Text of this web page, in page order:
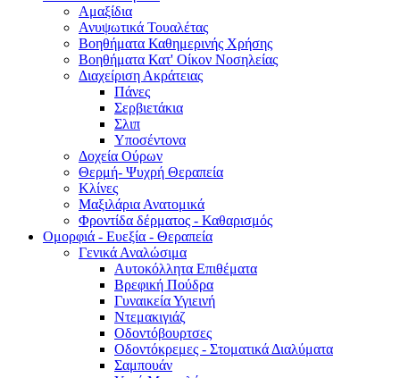
Αμαξίδια
Ανυψωτικά Τουαλέτας
Βοηθήματα Καθημερινής Χρήσης
Βοηθήματα Κατ' Οίκον Νοσηλείας
Διαχείριση Ακράτειας
Πάνες
Σερβιετάκια
Σλιπ
Υποσέντονα
Δοχεία Ούρων
Θερμή- Ψυχρή Θεραπεία
Κλίνες
Μαξιλάρια Ανατομικά
Φροντίδα δέρματος - Καθαρισμός
Ομορφιά - Ευεξία - Θεραπεία
Γενικά Αναλώσιμα
Αυτοκόλλητα Επιθέματα
Βρεφική Πούδρα
Γυναικεία Υγιεινή
Ντεμακιγιάζ
Οδοντόβουρτσες
Οδοντόκρεμες - Στοματικά Διαλύματα
Σαμπουάν